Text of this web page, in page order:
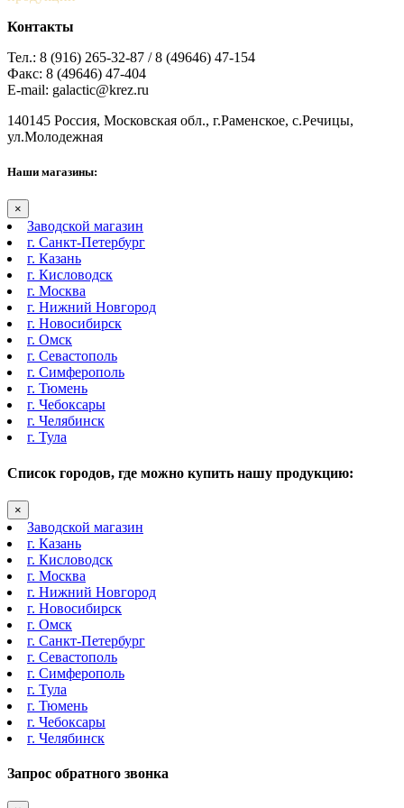
Контакты
Тел.: 8 (916) 265-32-87 / 8 (49646) 47-154
Факс: 8 (49646) 47-404
E-mail: galactic@krez.ru
140145 Россия, Московская обл., г.Раменское, с.Речицы,
ул.Молодежная
Наши магазины:
×
Заводской магазин
г. Санкт-Петербург
г. Казань
г. Кисловодск
г. Москва
г. Нижний Новгород
г. Новосибирск
г. Омск
г. Севастополь
г. Симферополь
г. Тюмень
г. Чебоксары
г. Челябинск
г. Тула
Список городов, где можно купить нашу продукцию:
×
Заводской магазин
г. Казань
г. Кисловодск
г. Москва
г. Нижний Новгород
г. Новосибирск
г. Омск
г. Санкт-Петербург
г. Севастополь
г. Симферополь
г. Тула
г. Тюмень
г. Чебоксары
г. Челябинск
Запрос обратного звонка